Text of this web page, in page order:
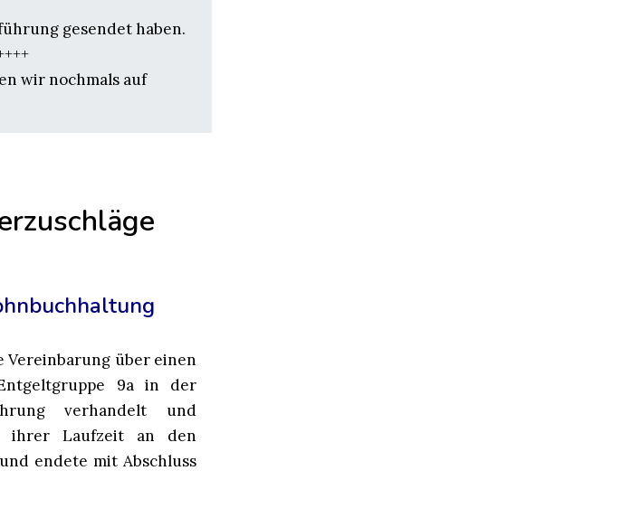
gesendet haben.
wir nochmals auf
Vereinbarung über einen
9a in der
verhandelt und
ihrer Laufzeit an den
endete mit Abschluss